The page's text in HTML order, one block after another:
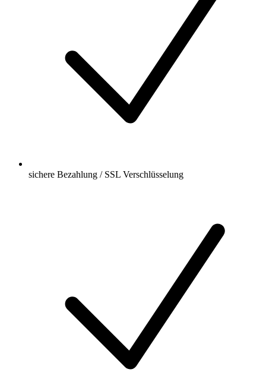
sichere Bezahlung / SSL Verschlüsselung